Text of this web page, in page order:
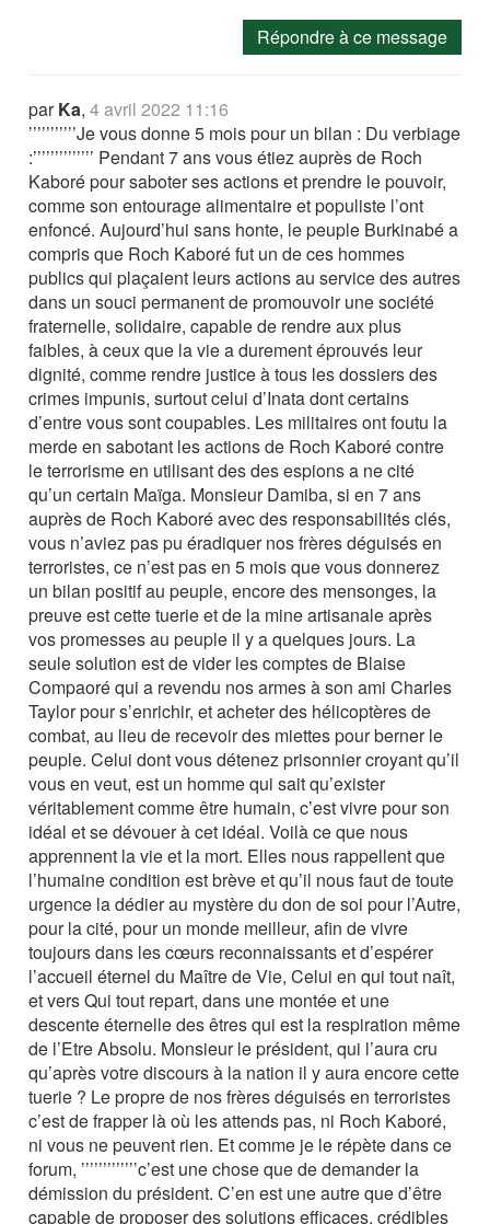
Répondre à ce message
parKa,4 avril 2022 11:16
’’’’’’’’’’’Je vous donne 5 mois pour un bilan : Du verbiage
:’’’’’’’’’’’’’’ Pendant 7 ans vous étiez auprès de Roch
Kaboré pour saboter ses actions et prendre le pouvoir,
comme son entourage alimentaire et populiste l’ont
enfoncé. Aujourd’hui sans honte, le peuple Burkinabé a
compris que Roch Kaboré fut un de ces hommes
publics qui plaçaient leurs actions au service des autres
dans un souci permanent de promouvoir une société
fraternelle, solidaire, capable de rendre aux plus
faibles, à ceux que la vie a durement éprouvés leur
dignité, comme rendre justice à tous les dossiers des
crimes impunis, surtout celui d’Inata dont certains
d’entre vous sont coupables. Les militaires ont foutu la
merde en sabotant les actions de Roch Kaboré contre
le terrorisme en utilisant des des espions a ne cité
qu’un certain Maïga. Monsieur Damiba, si en 7 ans
auprès de Roch Kaboré avec des responsabilités clés,
vous n’aviez pas pu éradiquer nos frères déguisés en
terroristes, ce n’est pas en 5 mois que vous donnerez
un bilan positif au peuple, encore des mensonges, la
preuve est cette tuerie et de la mine artisanale après
vos promesses au peuple il y a quelques jours. La
seule solution est de vider les comptes de Blaise
Compaoré qui a revendu nos armes à son ami Charles
Taylor pour s’enrichir, et acheter des hélicoptères de
combat, au lieu de recevoir des miettes pour berner le
peuple. Celui dont vous détenez prisonnier croyant qu’il
vous en veut, est un homme qui sait qu’exister
véritablement comme être humain, c’est vivre pour son
idéal et se dévouer à cet idéal. Voilà ce que nous
apprennent la vie et la mort. Elles nous rappellent que
l’humaine condition est brève et qu’il nous faut de toute
urgence la dédier au mystère du don de soi pour l’Autre,
pour la cité, pour un monde meilleur, afin de vivre
toujours dans les cœurs reconnaissants et d’espérer
l’accueil éternel du Maître de Vie, Celui en qui tout naît,
et vers Qui tout repart, dans une montée et une
descente éternelle des êtres qui est la respiration même
de l’Etre Absolu. Monsieur le président, qui l’aura cru
qu’après votre discours à la nation il y aura encore cette
tuerie ? Le propre de nos frères déguisés en terroristes
c’est de frapper là où les attends pas, ni Roch Kaboré,
ni vous ne peuvent rien. Et comme je le répète dans ce
forum, ’’’’’’’’’’’’’c’est une chose que de demander la
démission du président. C’en est une autre que d’être
capable de proposer des solutions efficaces, crédibles